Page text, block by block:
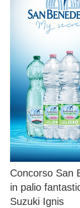
Concorso San
in palio
Suzuki Ignis